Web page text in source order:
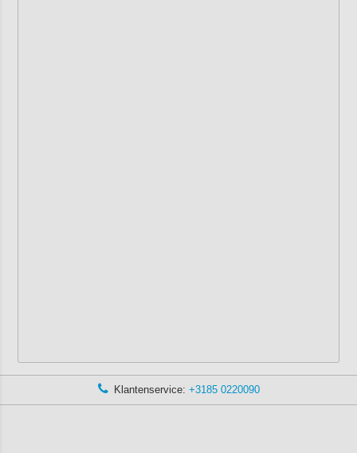
Klantenservice: +3185 0220090